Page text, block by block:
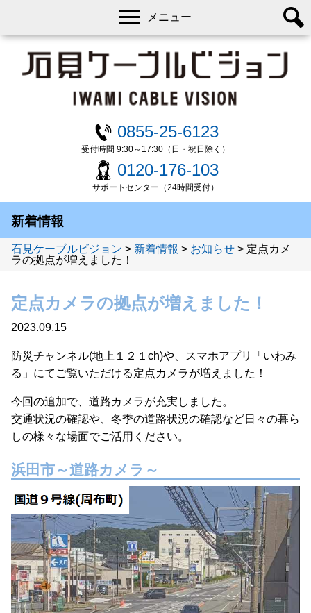
0855-25-6123
受付時間 9:30～17:30（日・祝日除く）
0120-176-103
サポートセンター（24時間受付）
メニュー
新着情報
石見ケーブルビジョン > 新着情報 > お知らせ > 定点カメ
ラの拠点が増えました！
定点カメラの拠点が増えました！
2023.09.15
防災チャンネル(地上１２１ch)や、スマホアプリ「いわみ
る」にてご覧いただける定点カメラが増えました！
今回の追加で、道路カメラが充実しました。
交通状況の確認や、冬季の道路状況の確認など日々の暮ら
しの様々な場面でご活用ください。
浜田市～道路カメラ～